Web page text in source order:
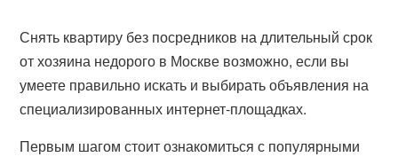
Снять квартиру без посредников на длительный срок
от хозяина недорого в Москве возможно, если вы
умеете правильно искать и выбирать объявления на
специализированных интернет-площадках.
Первым шагом стоит ознакомиться с популярными